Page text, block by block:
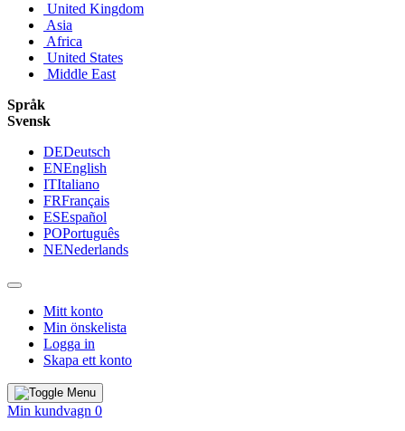
United Kingdom
Asia
Africa
United States
Middle East
Språk
Svensk
DEDeutsch
ENEnglish
ITItaliano
FRFrançais
ESEspañol
POPortuguês
NENederlands
Mitt konto
Min önskelista
Logga in
Skapa ett konto
Min kundvagn 0